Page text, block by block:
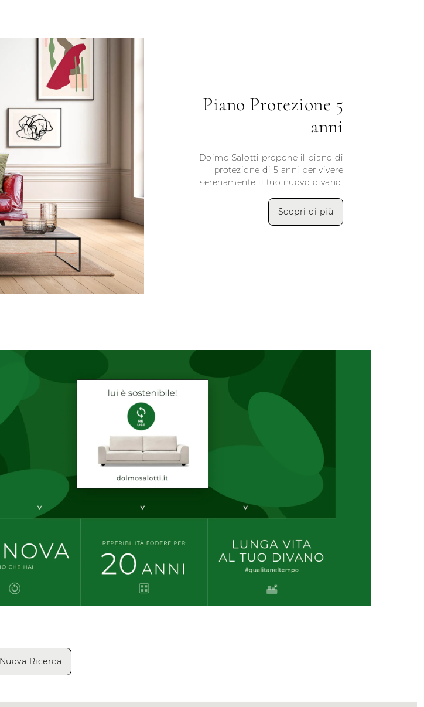
Piano Protezione 5
anni
Doimo Salotti propone il piano di
protezione di 5 anni per vivere
serenamente il tuo nuovo divano.
Scopri di più
Nuova Ricerca